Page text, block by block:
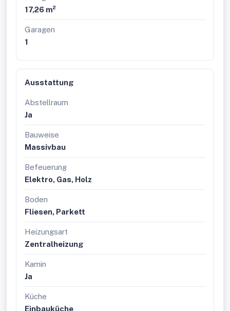
17,26 m²
Garagen
1
Ausstattung
Abstellraum
Ja
Bauweise
Massivbau
Befeuerung
Elektro, Gas, Holz
Boden
Fliesen, Parkett
Heizungsart
Zentralheizung
Kamin
Ja
Küche
Einbauküche